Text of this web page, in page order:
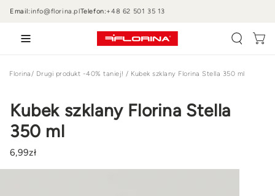
PRZEJDŹ DO
TREŚCI
Email:info@florina.plTelefon:+48 62 501 35 13
Wózek
Florina/ Drugi produkt -40% taniej! / Kubek szklany Florina Stella 350 ml
Kubek szklany Florina Stella
350 ml
6,99zł
PRZEJDŹ DO